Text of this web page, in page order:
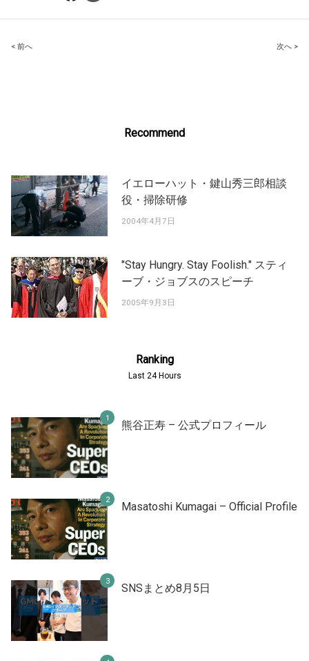
Post
< 前へ 次へ >
Recommend
イエローハット・鍵山秀三郎相談
役・掃除研修
2004年4月7日
"Stay Hungry. Stay Foolish." スティ
ーブ・ジョブスのスピーチ
2005年9月3日
Ranking
Last 24 Hours
熊谷正寿 – 公式プロフィール
Masatoshi Kumagai – Official Profile
SNSまとめ8月5日